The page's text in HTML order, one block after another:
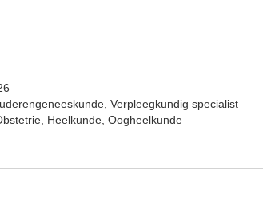
Verpleegkundig specialist
Heelkunde, Oogheelkunde